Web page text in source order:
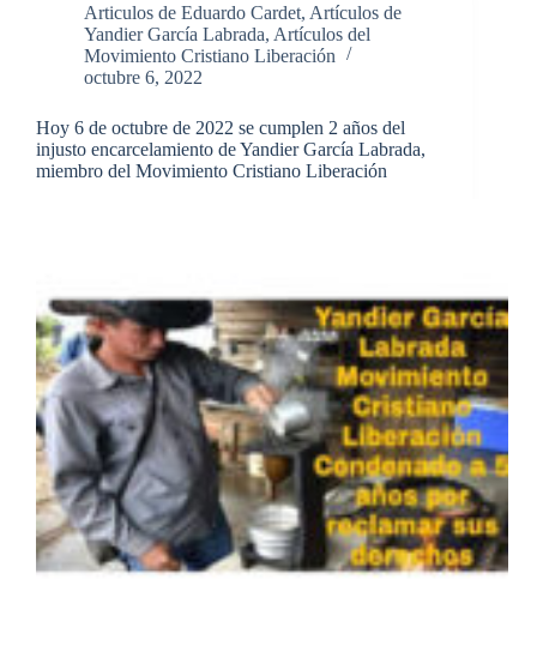
exige
la
libertad
incondicional
Yandier
García
Labrada
Liberación)
Articulos de Eduardo Cardet, Artículos de
Yandier García Labrada, Artículos del
Movimiento Cristiano Liberación
octubre 6, 2022
Hoy 6 de octubre de 2022 se cumplen 2 años del
injusto encarcelamiento de Yandier García Labrada,
miembro del Movimiento Cristiano Liberación